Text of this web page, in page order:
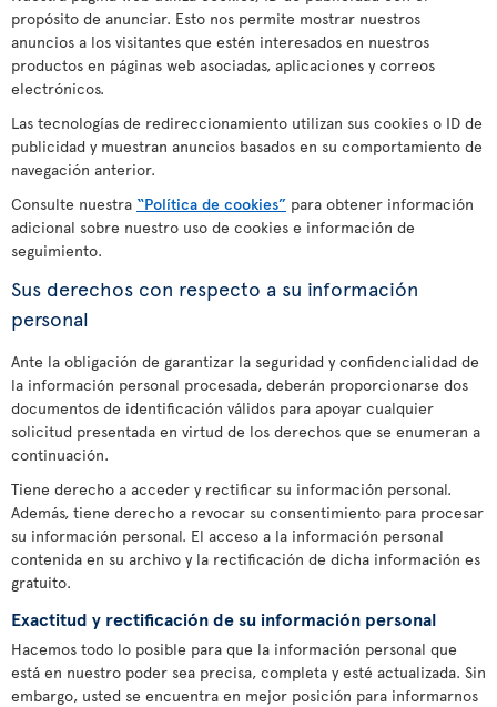
propósito de anunciar. Esto nos permite mostrar nuestros
anuncios a los visitantes que estén interesados en nuestros
productos en páginas web asociadas, aplicaciones y correos
electrónicos.
Las tecnologías de redireccionamiento utilizan sus cookies o ID de
publicidad y muestran anuncios basados en su comportamiento de
navegación anterior.
Consulte nuestra “Política de cookies” para obtener información
adicional sobre nuestro uso de cookies e información de
seguimiento.
Sus derechos con respecto a su información
personal
Ante la obligación de garantizar la seguridad y confidencialidad de
la información personal procesada, deberán proporcionarse dos
documentos de identificación válidos para apoyar cualquier
solicitud presentada en virtud de los derechos que se enumeran a
continuación.
Tiene derecho a acceder y rectificar su información personal.
Además, tiene derecho a revocar su consentimiento para procesar
su información personal. El acceso a la información personal
contenida en su archivo y la rectificación de dicha información es
gratuito.
Exactitud y rectificación de su información personal
Hacemos todo lo posible para que la información personal que
está en nuestro poder sea precisa, completa y esté actualizada. Sin
embargo, usted se encuentra en mejor posición para informarnos